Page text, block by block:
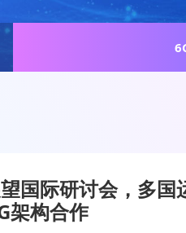
国际研讨会，多国
架构合作